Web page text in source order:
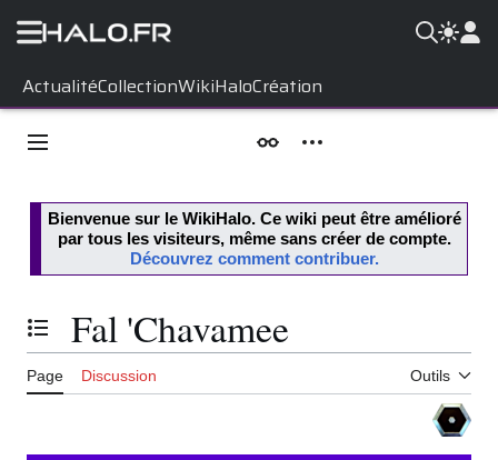
ActualitéCollectionWikiHaloCréation
contenu
Menu principal ApparenceOutils personnels
Bienvenue sur le WikiHalo. Ce wiki peut être amélioré
par tous les visiteurs, même sans créer de compte.
Découvrez comment contribuer.
Basculer la table des matières
Fal 'Chavamee
Page Discussion Outils